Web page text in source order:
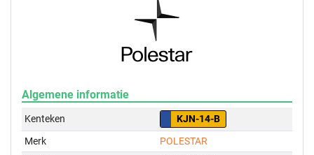
Algemene informatie
Kenteken
KJN-14-B
Merk
POLESTAR